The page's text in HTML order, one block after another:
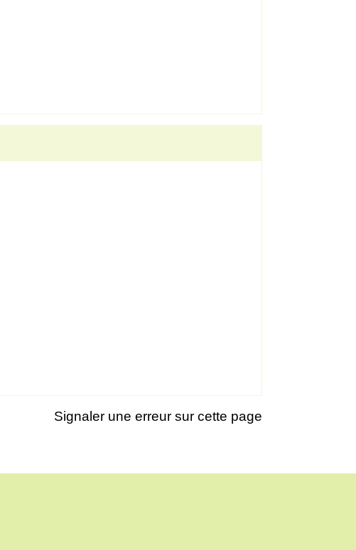
Signaler une erreur sur cette page